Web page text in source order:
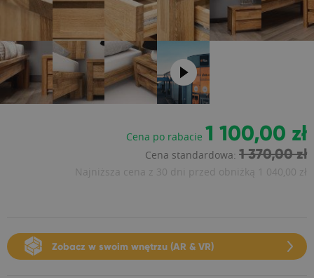
Cena po rabacie 1 100,00 zł
Cena standardowa: 1 370,00 zł
Najniższa cena z 30 dni przed obniżką 1 040,00 zł
Zobacz w swoim wnętrzu (AR & VR)